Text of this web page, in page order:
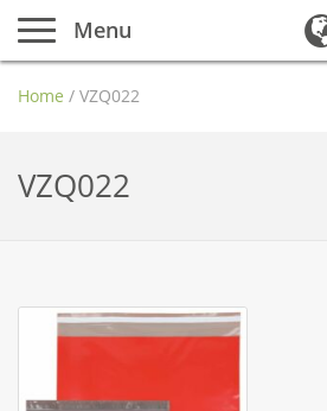
Menu
Home / VZQ022
VZQ022